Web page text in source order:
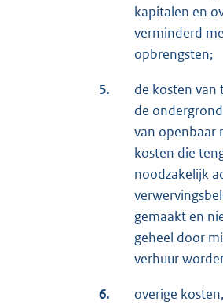
kapitalen en
verminderd
opbrengsten;
5.
de kosten van
de
van openbaar
kosten die
noodzakelijk
gemaakt en
geheel door
verhuur
6.
overige